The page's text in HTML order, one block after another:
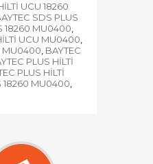
UCU 18260
SDS PLUS
18260 MU0400,
UCU MU0400,
MU0400, BAYTEC
PLUS HİLTİ
PLUS HİLTİ
18260 MU0400,